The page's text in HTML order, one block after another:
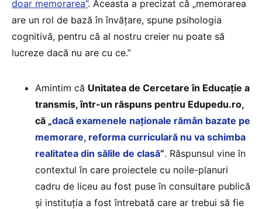
doar memorarea”. Aceasta a precizat că „memorarea
are un rol de bază în învățare, spune psihologia
cognitivă, pentru că al nostru creier nu poate să
lucreze dacă nu are cu ce.”
Amintim că Unitatea de Cercetare în Educație a
transmis, într-un răspuns pentru Edupedu.ro,
că „dacă examenele naționale rămân bazate pe
memorare, reforma curriculară nu va schimba
realitatea din sălile de clasă”. Răspunsul vine în
contextul în care proiectele cu noile-planuri
cadru de liceu au fost puse în consultare publică
și instituția a fost întrebată care ar trebui să fie